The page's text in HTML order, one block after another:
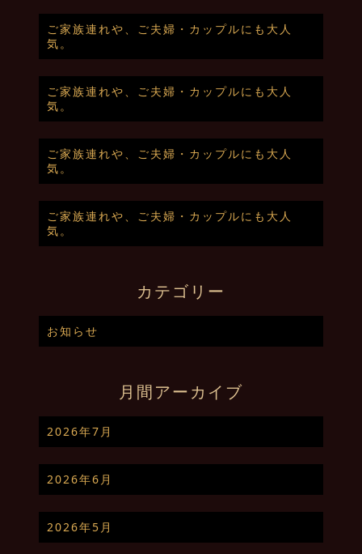
ご家族連れや、ご夫婦・カップルにも大人
気。
ご家族連れや、ご夫婦・カップルにも大人
気。
ご家族連れや、ご夫婦・カップルにも大人
気。
ご家族連れや、ご夫婦・カップルにも大人
気。
カテゴリー
お知らせ
月間アーカイブ
2026年7月
2026年6月
2026年5月